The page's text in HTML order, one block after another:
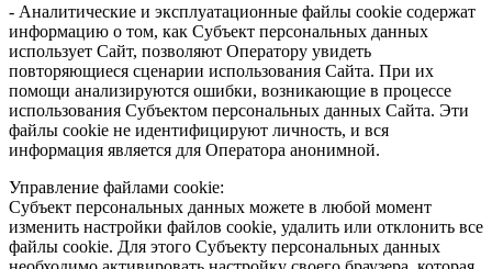
- Аналитические и эксплуатационные файлы cookie содержат
информацию о том, как Субъект персональных данных
использует Сайт, позволяют Оператору увидеть
повторяющиеся сценарии использования Сайта. При их
помощи анализируются ошибки, возникающие в процессе
использования Субъектом персональных данных Сайта. Эти
файлы cookie не идентифицируют личность, и вся
информация является для Оператора анонимной.
Управление файлами cookie:
Субъект персональных данных можете в любой момент
изменить настройки файлов cookie, удалить или отклонить все
файлы cookie. Для этого Субъекту персональных данных